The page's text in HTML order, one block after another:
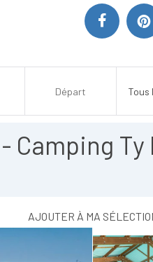
Camping Ty
AJOUTER À MA